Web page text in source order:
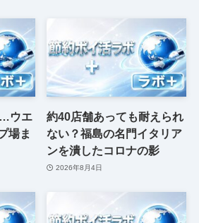
ウエ
場ま
約40店舗あっても耐えられ
ない？福島の名門イタリア
ンを潰したコロナの影
2026年8月4日